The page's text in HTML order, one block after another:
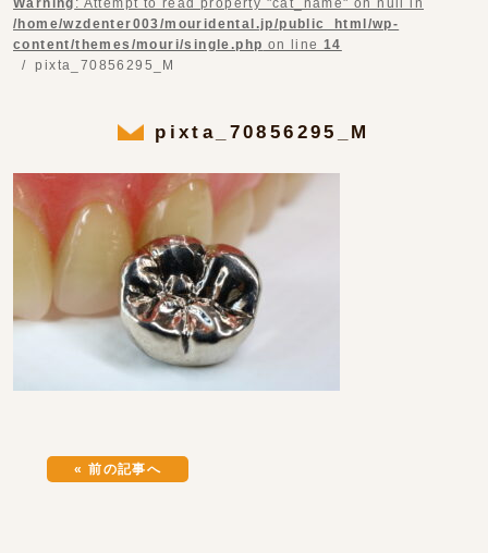
Warning : Attempt to read property "cat_name" on null in
/home/wzdenter003/mouridental.jp/public_html/wp-
content/themes/mouri/single.php on line14
pixta_70856295_M
pixta_70856295_M
« 前の記事へ